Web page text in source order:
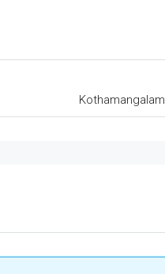
Kothamangalam